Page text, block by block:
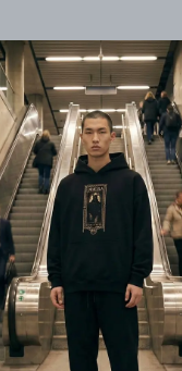
Baskı kalitesi de üst